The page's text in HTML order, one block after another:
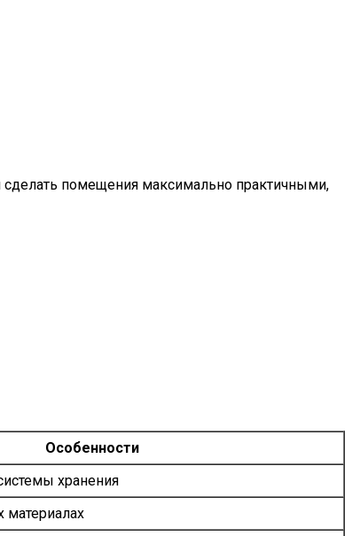
сделать помещения максимально практичными,
Особенности
хранения
материалах